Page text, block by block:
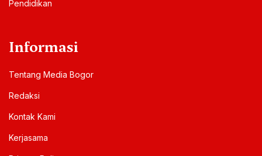
Pendidikan
Informasi
Tentang Media Bogor
Redaksi
Kontak Kami
Kerjasama